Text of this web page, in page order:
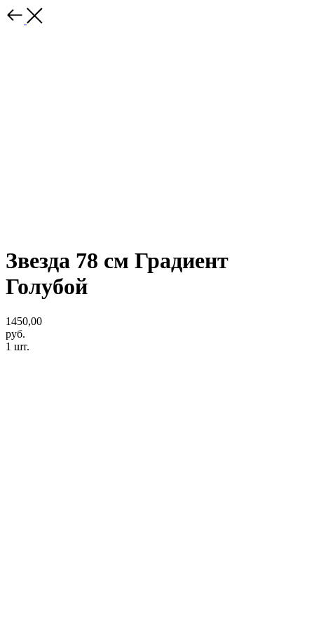
Звезда 78 см Градиент
Голубой
1450,00
руб.
1 шт.